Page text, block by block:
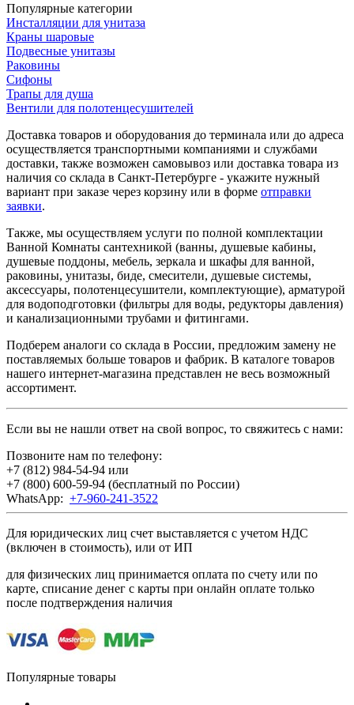
Популярные категории
Инсталляции для унитаза
Краны шаровые
Подвесные унитазы
Раковины
Сифоны
Трапы для душа
Вентили для полотенцесушителей
Доставка товаров и оборудования до терминала или до адреса
осуществляется транспортными компаниями и службами
доставки, также возможен самовывоз или доставка товара из
наличия со склада в Санкт-Петербурге - укажите нужный
вариант при заказе через корзину или в форме отправки
заявки.
Также, мы осуществляем услуги по полной комплектации
Ванной Комнаты сантехникой (ванны, душевые кабины,
душевые поддоны, мебель, зеркала и шкафы для ванной,
раковины, унитазы, биде, смесители, душевые системы,
аксессуары, полотенцесушители, комплектующие), арматурой
для водоподготовки (фильтры для воды, редукторы давления)
и канализационными трубами и фитингами.
Подберем аналоги со склада в России, предложим замену не
поставляемых больше товаров и фабрик. В каталоге товаров
нашего интернет-магазина представлен не весь возможный
ассортимент.
Если вы не нашли ответ на свой вопрос, то свяжитесь с нами:
Позвоните нам по телефону:
+7 (812) 984-54-94 или
+7 (800) 600-59-94 (бесплатный по России)
WhatsApp: +7-960-241-3522
Для юридических лиц счет выставляется с учетом НДС
(включен в стоимость), или от ИП
для физических лиц принимается оплата по счету или по
карте, списание денег с карты при онлайн оплате только
после подтверждения наличия
Популярные товары